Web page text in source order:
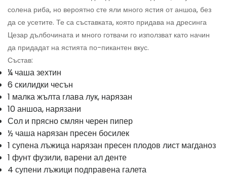
солена риба, но вероятно сте яли много ястия от аншоа, без
да се усетите. Те са съставката, която придава на дресинга
Цезар дълбочината и много готвачи го използват като начин
да придадат на ястията по-пикантен вкус.
Състав:
¼ чаша зехтин
6 скилидки чесън
1 малка жълта глава лук, нарязан
10 аншоа, нарязани
Сол и прясно смлян черен пипер
½ чаша нарязан пресен босилек
1 супена лъжица нарязан пресен плодов лист магданоз
1 фунт фузили, варени ал денте
4 супени лъжици подправена галета